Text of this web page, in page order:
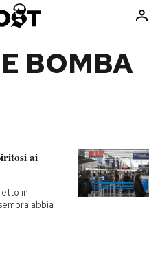
Consumismi
Ok Boomer!
BOMBA
ai
in
abbia